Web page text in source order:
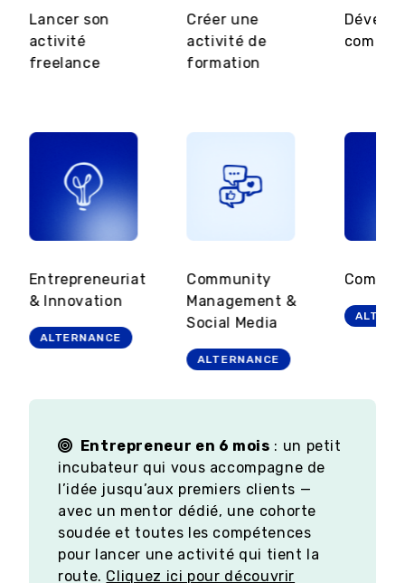
Lancer son
activité
freelance
Créer une
activité de
formation
Entrepreneuriat
& Innovation
ALTERNANCE
Community
Management &
Social Media
ALTERNANCE
Entrepreneur en 6 mois : un petit
incubateur qui vous accompagne de
l’idée jusqu’aux premiers clients —
avec un mentor dédié, une cohorte
soudée et toutes les compétences
pour lancer une activité qui tient la
route. Cliquez ici pour découvrir